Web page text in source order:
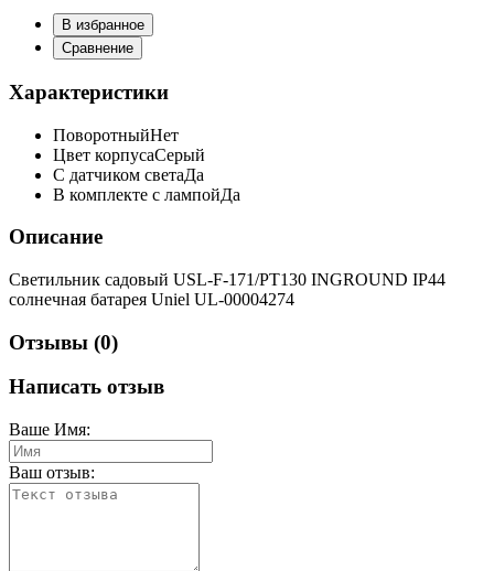
В избранное
Сравнение
Характеристики
ПоворотныйНет
Цвет корпусаСерый
С датчиком светаДа
В комплекте с лампойДа
Описание
Светильник садовый USL-F-171/PT130 INGROUND IP44
солнечная батарея Uniel UL-00004274
Отзывы (0)
Написать отзыв
Ваше Имя:
Ваш отзыв: